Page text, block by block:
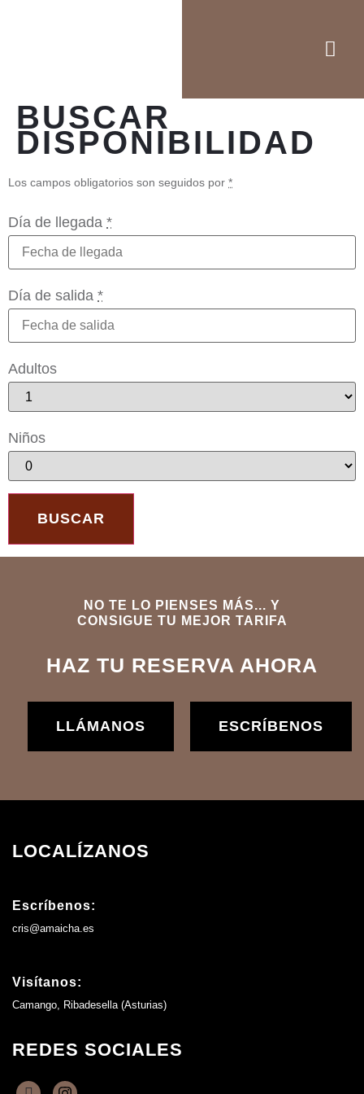
BUSCAR
DISPONIBILIDAD
Los campos obligatorios son seguidos por *
Día de llegada *
Día de salida *
Adultos
Niños
NO TE LO PIENSES MÁS... Y
CONSIGUE TU MEJOR TARIFA
HAZ TU RESERVA AHORA
LLÁMANOS ESCRÍBENOS
LOCALÍZANOS
Escríbenos:
cris@amaicha.es
Visítanos:
Camango, Ribadesella (Asturias)
REDES SOCIALES